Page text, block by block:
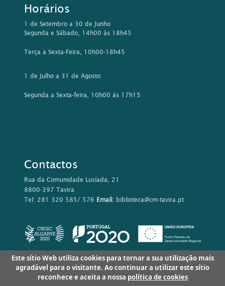
Horários
1 de Setembro a 30 de Junho
Segunda e Sábado, 14h00 às 18h45
Terça a Sexta-Feira, 10h00-18h45
1 de Julho a 31 de Agosto
Segunda a Sexta-feira, 10h00 às 17h15
Contactos
Rua da Comunidade Lusíada, 21
8800-397 Tavira
Tel: 281 320 585/ 576 Email: biblioteca@cm-tavira.pt
Este sítio Web utiliza cookies para tornar a sua utilização mais
agradável para o visitante. Ao continuar a utilizar este sítio
reconhece e aceita a nossa política de cookies